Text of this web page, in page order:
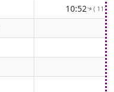
10:52↑( 111°